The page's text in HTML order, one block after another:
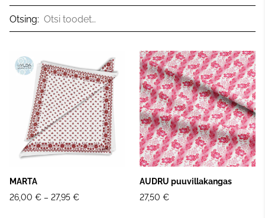
Otsing:
MARTA
26,00 € – 27,95 €
AUDRU puuvillakangas
27,50 €